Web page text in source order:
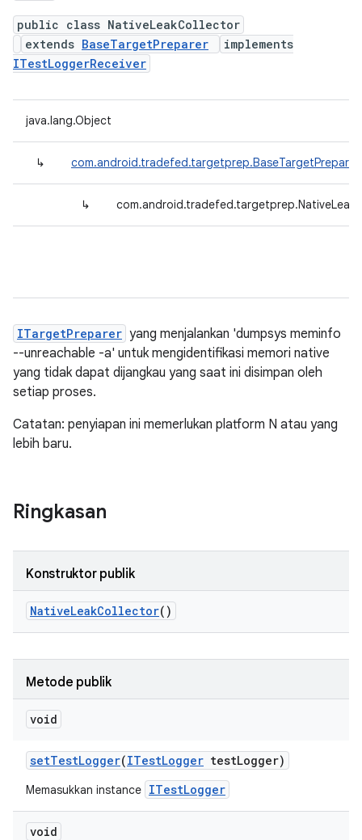
public class NativeLeakCollector
extends BaseTargetPreparer
implements
ITestLoggerReceiver
java.lang.Object
↳ com.android.tradefed.targetprep.BaseTargetPreparer
↳
ITargetPreparer yang menjalankan 'dumpsys meminfo
--unreachable -a' untuk mengidentifikasi memori native
yang tidak dapat dijangkau yang saat ini disimpan oleh
setiap proses.
Catatan: penyiapan ini memerlukan platform N atau yang
lebih baru.
Ringkasan
Konstruktor publik
NativeLeakCollector()
Metode publik
void
setTestLogger(ITestLogger testLogger)
Memasukkan instance ITestLogger
void